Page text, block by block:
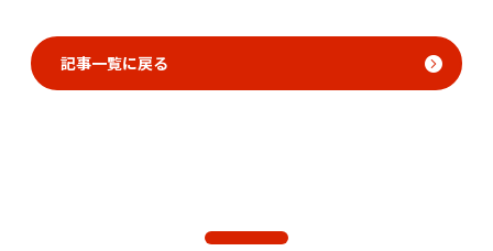
記事一覧に戻る